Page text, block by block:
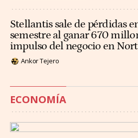
Stellantis sale de pérdidas
semestre al ganar 670
impulso del negocio en
Ankor Tejero
ECONOMÍA